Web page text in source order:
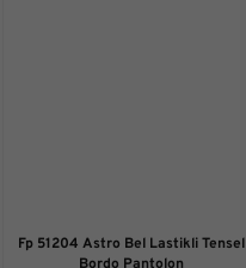
Fp 51204 Astro Bel Lastikli Tensel
Bordo Pantolon